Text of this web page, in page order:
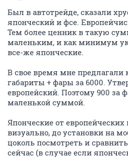
Был в автотрейде, сказали
японческий и фсе.
Тем более ценник в такую
маленьким, и как минимум
все-же японческие.
В свое время мне предлагали
габариты + фары за 6000.
европейский. Поэтому 900 за
маленькой суммой.
Японческие от
визуально, до установки на
цоколь посмотреть и
сейчас (в случае если